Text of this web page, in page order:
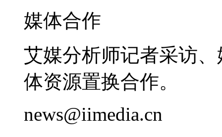
媒体合作
艾媒分析师记者采访
体资源置换合作。
news@iimedia.cn